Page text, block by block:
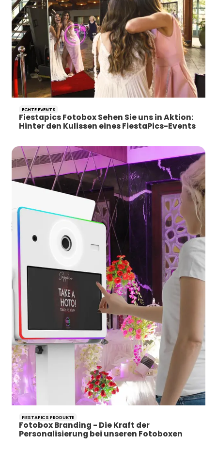
ECHTE EVENTS
Fiestapics Fotobox Sehen Sie uns in Aktion:
Hinter den Kulissen eines FiestaPics-Events
FIESTAPICS PRODUKTE
Fotobox Branding - Die Kraft der
Personalisierung bei unseren Fotoboxen